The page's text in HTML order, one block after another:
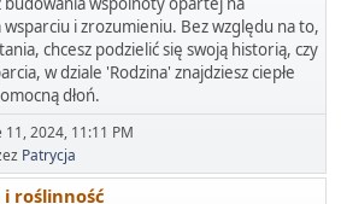
i zrozumieniu. Bez względu na to,
chcesz podzielić się swoją historią, czy
w dziale 'Rodzina' znajdziesz ciepłe
dłoń.
11, 2024, 11:11 PM
Patrycja
roślinność